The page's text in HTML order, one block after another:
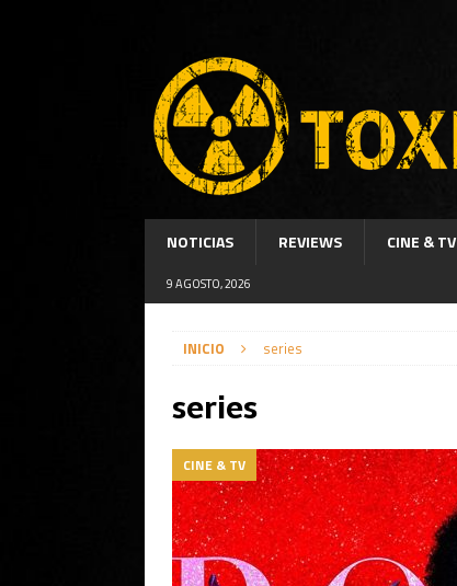
NOTICIAS REVIEWS CINE & TV
9 AGOSTO, 2026
INICIO series
series
CINE & TV